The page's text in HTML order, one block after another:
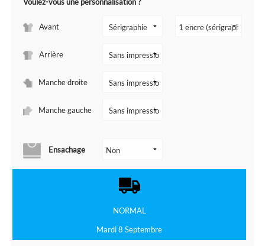
Voulez-vous une personnalisation ?
Avant
Arrière
Manche droite
Manche gauche
Ensachage
NORMAL
Mardi 8 Septembre